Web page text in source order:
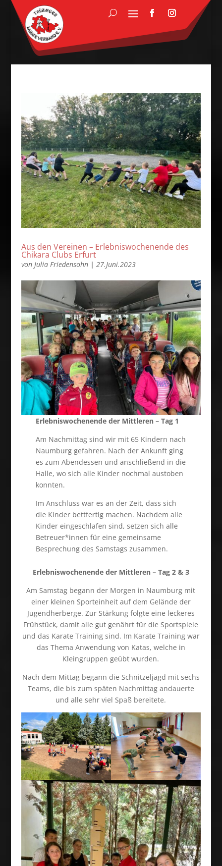
Aus den Vereinen – Erlebniswochenende des
Chikara Clubs Erfurt
von Julia Friedensohn| 27.Juni.2023
Erlebniswochenende der Mittleren – Tag 1
Am Nachmittag sind wir mit 65 Kindern nach
Naumburg gefahren. Nach der Ankunft ging
es zum Abendessen und anschließend in die
Halle, wo sich alle Kinder nochmal austoben
konnten.
Im Anschluss war es an der Zeit, dass sich
die Kinder bettfertig machen. Nachdem alle
Kinder eingeschlafen sind, setzen sich alle
Betreuer*innen für eine gemeinsame
Besprechung des Samstags zusammen.
Erlebniswochenende der Mittleren – Tag 2 & 3
Am Samstag begann der Morgen in Naumburg mit
einer kleinen Sporteinheit auf dem Gelände der
Jugendherberge. Zur Stärkung folgte eine leckeres
Frühstück, damit alle gut genährt für die Sportspiele
und das Karate Training sind. Im Karate Training war
das Thema Anwendung von Katas, welche in
Kleingruppen geübt wurden.
Nach dem Mittag begann die Schnitzeljagd mit sechs
Teams, die bis zum späten Nachmittag andauerte
und alle sehr viel Spaß bereitete.